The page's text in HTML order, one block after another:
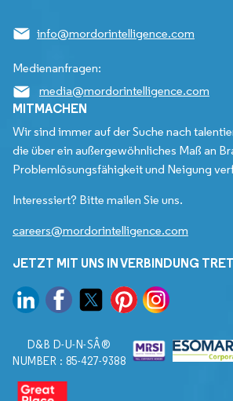
info@mordorintelligence.com
Medienanfragen:
media@mordorintelligence.com
MITMACHEN
Wir sind immer auf der Suche nach
die über ein außergewöhnliches Maß an
Problemlösungsfähigkeit und Neigung
Interessiert? Bitte mailen Sie uns.
careers@mordorintelligence.com
JETZT MIT UNS IN VERBINDUNG
D&B D-U-N-SÂ®
NUMBER : 85-427-9388